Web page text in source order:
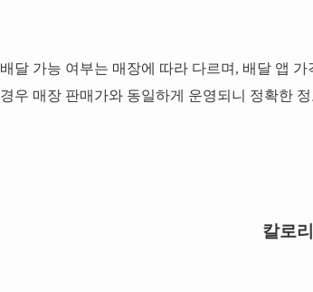
배달 가능 여부는 매장에 따라 다르며, 배달 앱
경우 매장 판매가와 동일하게 운영되니 정확한
칼로